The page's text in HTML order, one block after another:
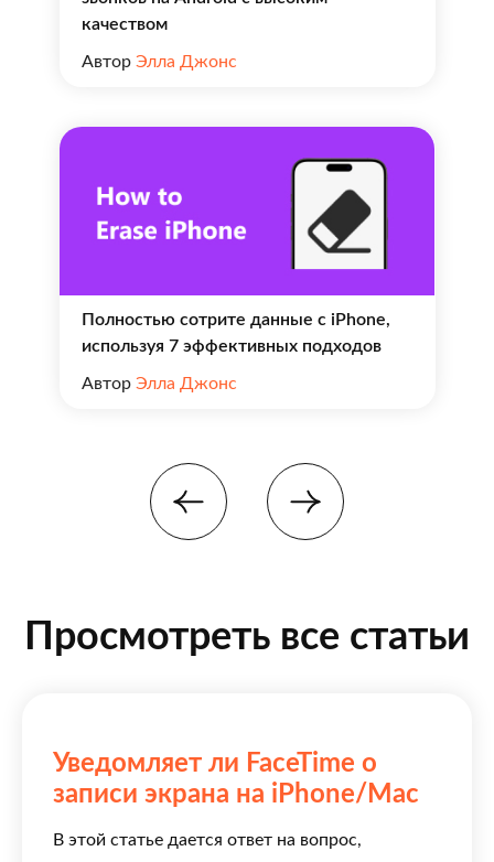
качеством
Автор Элла Джонс
Полностью сотрите данные с iPhone,
используя 7 эффективных подходов
Автор Элла Джонс
Просмотреть все статьи
Уведомляет ли FaceTime о
записи экрана на iPhone/Mac
В этой статье дается ответ на вопрос,